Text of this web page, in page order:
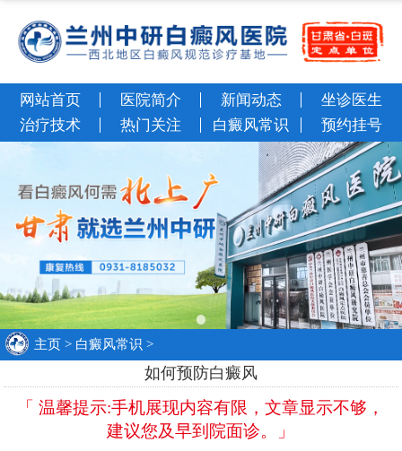
网站首页 医院简介 新闻动态
坐诊医生
治疗技术
热门关注 白癜风常识 预约挂号
主页 > 白癜风常识 >
如何预防白癜风
「 温馨提示:手机展现内容有限，文章显示不够，
建议您及早到院面诊。」